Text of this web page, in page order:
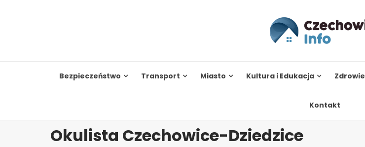
Bezpieczeństwo Transport Miasto Kultura i Edukacja Zdrowie
Kontakt
Okulista Czechowice-Dziedzice